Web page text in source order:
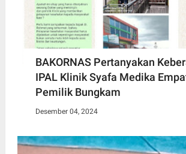
BAKORNAS Pertanyakan
IPAL Klinik Syafa Medika
Pemilik Bungkam
Desember 04, 2024